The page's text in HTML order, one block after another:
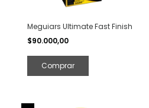
Meguiars Ultimate Fast Finish
$90.000,00